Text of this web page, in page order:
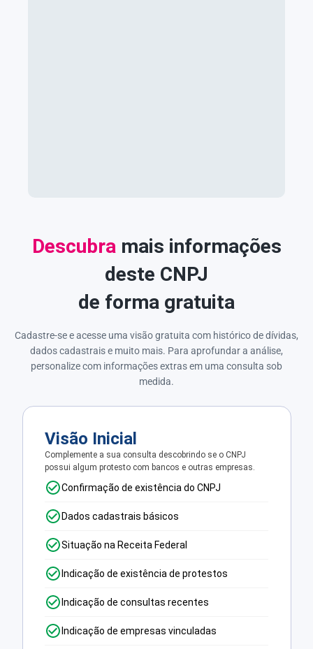
Descubramais informações
deste CNPJ
de forma gratuita
Cadastre-se e acesse uma visão gratuita com histórico de dívidas,
dados cadastrais e muito mais. Para aprofundar a análise,
personalize com informações extras em uma consulta sob
medida.
Visão Inicial
Complemente a sua consulta descobrindo se o CNPJ
possui algum protesto com bancos e outras empresas.
Confirmação de existência do CNPJ
Dados cadastrais básicos
Situação na Receita Federal
Indicação de existência de protestos
Indicação de consultas recentes
Indicação de empresas vinculadas